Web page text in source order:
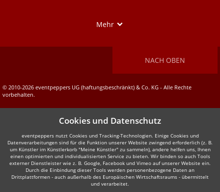
Mehr
NACH OBEN
© 2010-2026 eventpeppers UG (haftungsbeschränkt) & Co. KG - Alle Rechte
vorbehalten.
Cookies und Datenschutz
eventpeppers nutzt Cookies und Tracking-Technologien. Einige Cookies und
Datenverarbeitungen sind für die Funktion unserer Website zwingend erforderlich (z. B.
um Künstler im Künstlerkorb "Meine Künstler" zu sammeln), andere helfen uns, Ihnen
einen optimierten und individualisierten Service zu bieten. Wir binden so auch Tools
externer Dienstleister wie z. B. Google, Facebook und Vimeo auf unserer Website ein.
Durch die Einbindung dieser Tools werden personenbezogene Daten an
Drittplattformen - auch außerhalb des Europäischen Wirtschaftsraums - übermittelt
und verarbeitet.